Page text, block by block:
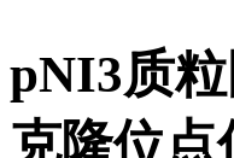
pNI3质
克隆位点